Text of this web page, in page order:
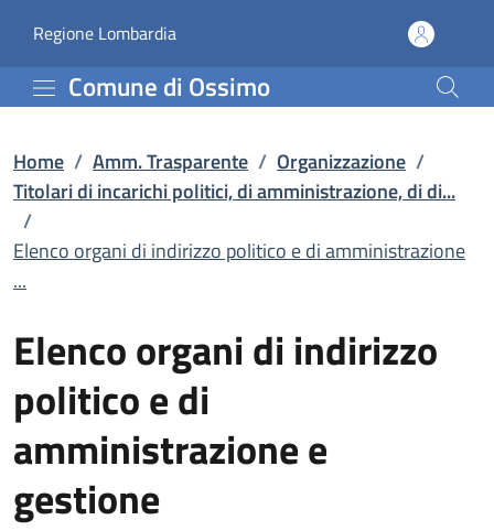
Elenco organi di
Regione Lombardia(apre in un'altra scheda).
Comune di Ossimo
Home / Amm. Trasparente / Organizzazione /
Titolari di incarichi politici, di amministrazione, di di...
/
Elenco organi di indirizzo politico e di amministrazione
...
Elenco organi di indirizzo
politico e di
amministrazione e
gestione